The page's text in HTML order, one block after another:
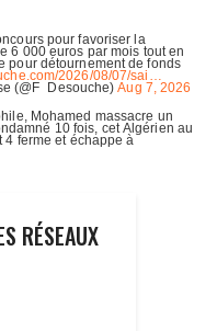
RÉSEAUX